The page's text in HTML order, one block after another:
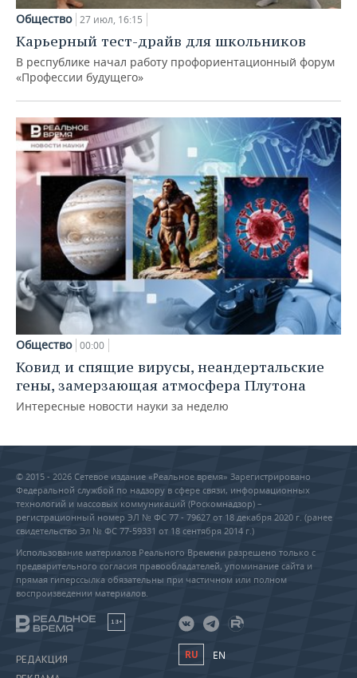
Общество 27 июл, 16:15
Карьерный тест-драйв для школьников
В республике начал работу профориентационный форум
«Профессии будущего»
Общество 00:00
Ковид и спящие вирусы, неандертальские
гены, замерзающая атмосфера Плутона
Интересные новости науки за неделю
© 2015 - 2026 Сетевое издание «Реальное время» Зарегистрировано
Федеральной службой по надзору в сфере связи, информационных
технологий и массовых коммуникаций (Роскомнадзор) –
регистрационный номер ЭЛ № ФС 77 - 79627 от 18 декабря 2020 г. (ранее
свидетельство Эл № ФС 77-59331 от 18 сентября 2014 г.)
Использование материалов Реального Времени разрешено только с
предварительного согласия правообладателей, упоминание сайта и
прямая гиперссылка обязательны при частичном или полном
воспроизведении материалов.
18+
РЕДАКЦИЯ
RU EN